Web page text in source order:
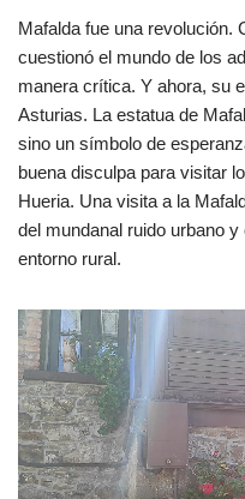
Mafalda fue una revolución.
cuestionó el mundo de los
manera crítica. Y ahora, su
Asturias. La estatua de
sino un símbolo de
buena disculpa para visitar
Hueria. Una visita a la
del mundanal ruido urbano
entorno rural.